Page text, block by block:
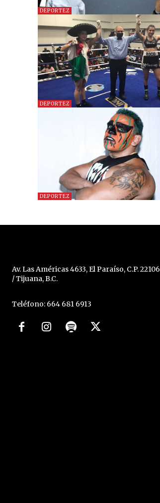
DEPORTEZ
DEPORTEZ
DEPORTEZ
Av. Las Américas 4633, El Paraíso, C.P. 22106
/ Tijuana, B.C.
Teléfono: 664 681 6913